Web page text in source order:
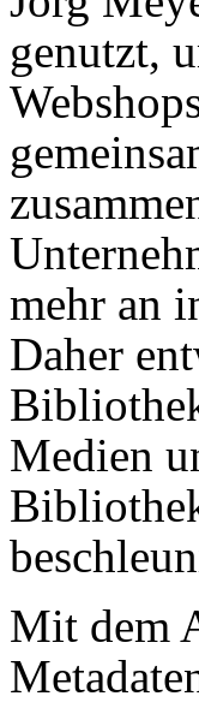
genutzt,
mehr an
Daher
Medien
Mit dem